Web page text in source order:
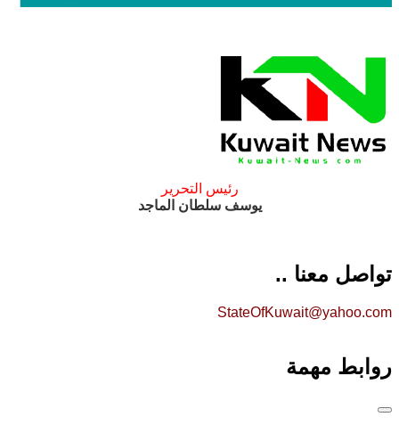
رئيس التحرير
يوسف سلطان الماجد
تواصل معنا ..
StateOfKuwait@yahoo.com
روابط مهمة